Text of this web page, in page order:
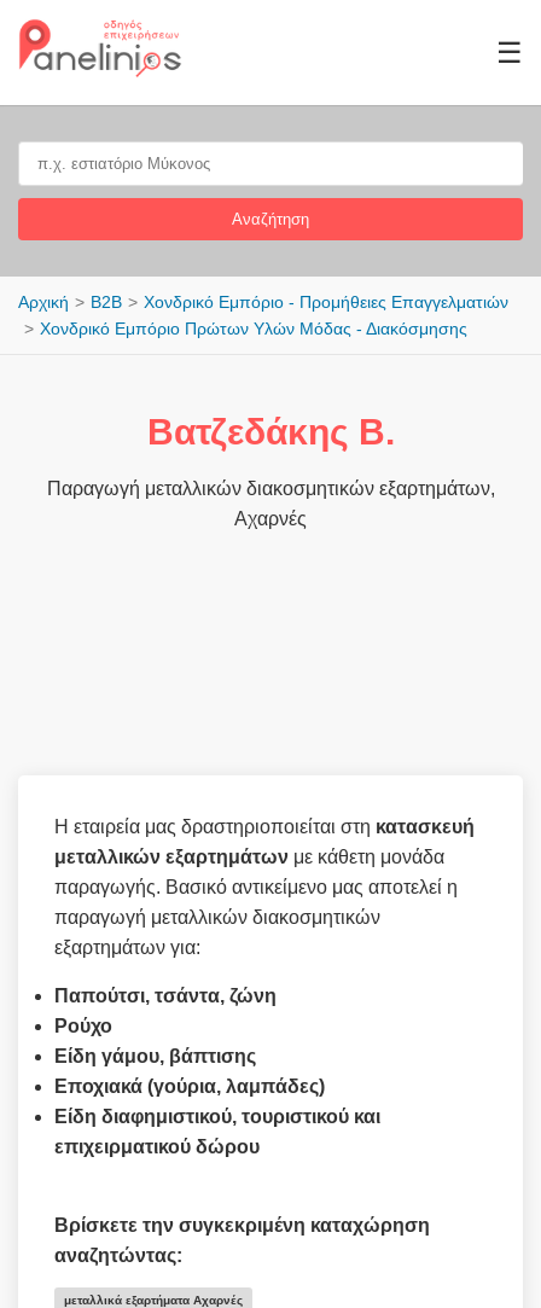
☰
Αναζήτηση
Αρχική B2B
Χονδρικό Εμπόριο - Προμήθειες Επαγγελματιών
Χονδρικό Εμπόριο Πρώτων Υλών Μόδας - Διακόσμησης
Βατζεδάκης Β.
Παραγωγή μεταλλικών διακοσμητικών εξαρτημάτων,
Αχαρνές
Η εταιρεία μας δραστηριοποιείται στη κατασκευή
μεταλλικών εξαρτημάτων με κάθετη μονάδα
παραγωγής. Βασικό αντικείμενο μας αποτελεί η
παραγωγή μεταλλικών διακοσμητικών
εξαρτημάτων για:
Παπούτσι, τσάντα, ζώνη
Ρούχο
Είδη γάμου, βάπτισης
Εποχιακά (γούρια, λαμπάδες)
Είδη διαφημιστικού, τουριστικού και
επιχειρματικού δώρου
Βρίσκετε την συγκεκριμένη καταχώρηση
αναζητώντας:
μεταλλικά εξαρτήματα Αχαρνές